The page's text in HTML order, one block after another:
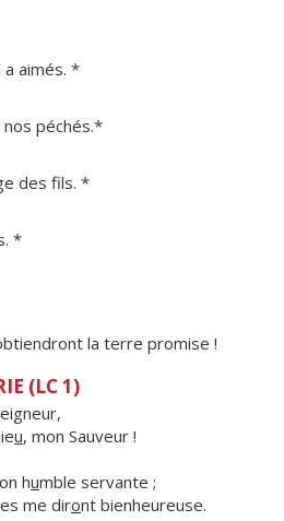
a aimés. *
péchés.*
des fils. *
*
la terre promise !
(LC 1)
u, mon Sauveur !
humble servante ;
me diront bienheureuse.